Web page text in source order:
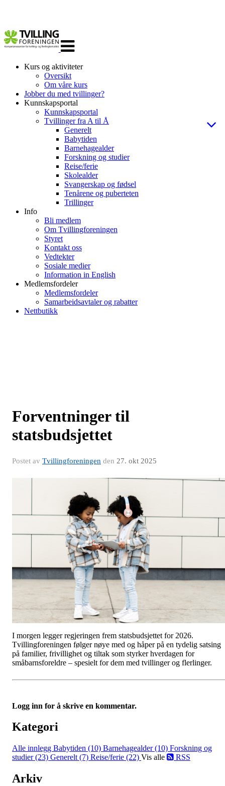
navigasjon
Kurs og aktiviteter
Oversikt
Om våre kurs
Jobber du med tvillinger?
Kunnskapsportal
Kunnskapsportal
Tvillinger fra A til Å
Generelt
Babytiden
Barnehagealder
Forskning og studier
Reise/ferie
Skolealder
Svangerskap og fødsel
Tenårene og puberteten
Trillinger
Info
Bli medlem
Om Tvillingforeningen
Styret
Kontakt oss
Vedtekter
Sosiale medier
Information in English
Medlemsfordeler
Medlemsfordeler
Samarbeidsavtaler og rabatter
Nettbutikk
Forventninger til
statsbudsjettet
Postet av Tvillingforeningen den 27. okt 2025
I morgen legger regjeringen frem statsbudsjettet for 2026.
Tvillingforeningen følger nøye med og håper på en tydelig satsing
på familier, frivillighet og tiltak som styrker hverdagen for
småbarnsforeldre – spesielt for dem med tvillinger og flerlinger.
Logg inn for å skrive en kommentar.
Kategori
Alle innlegg Babytiden (10) Barnehagealder (10) Forskning og
studier (23) Generelt (7) Reise/ferie (22) Vis alle RSS
Arkiv